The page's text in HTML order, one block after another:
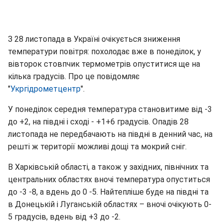
З 28 листопада в Україні очікується зниження
температури повітря: похолодає вже в понеділок, у
вівторок стовпчик термометрів опуститися ще на
кілька градусів. Про це повідомляє
"Укргідрометцентр".
У понеділок середня температура становитиме від -3
до +2, на півдні і сході - +1+6 градусів. Опадів 28
листопада не передбачають на півдні в денний час, на
решті ж території можливі дощі та мокрий сніг.
В Харківській області, а також у західних, північних та
центральних областях вночі температура опуститься
до -3 -8, а вдень до 0 -5. Найтепліше буде на півдні та
в Донецькій і Луганській областях – вночі очікують 0-
5 градусів, вдень від +3 до -2.